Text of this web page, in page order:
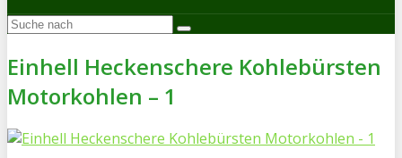
Einhell Heckenschere Kohlebürsten
Motorkohlen – 1